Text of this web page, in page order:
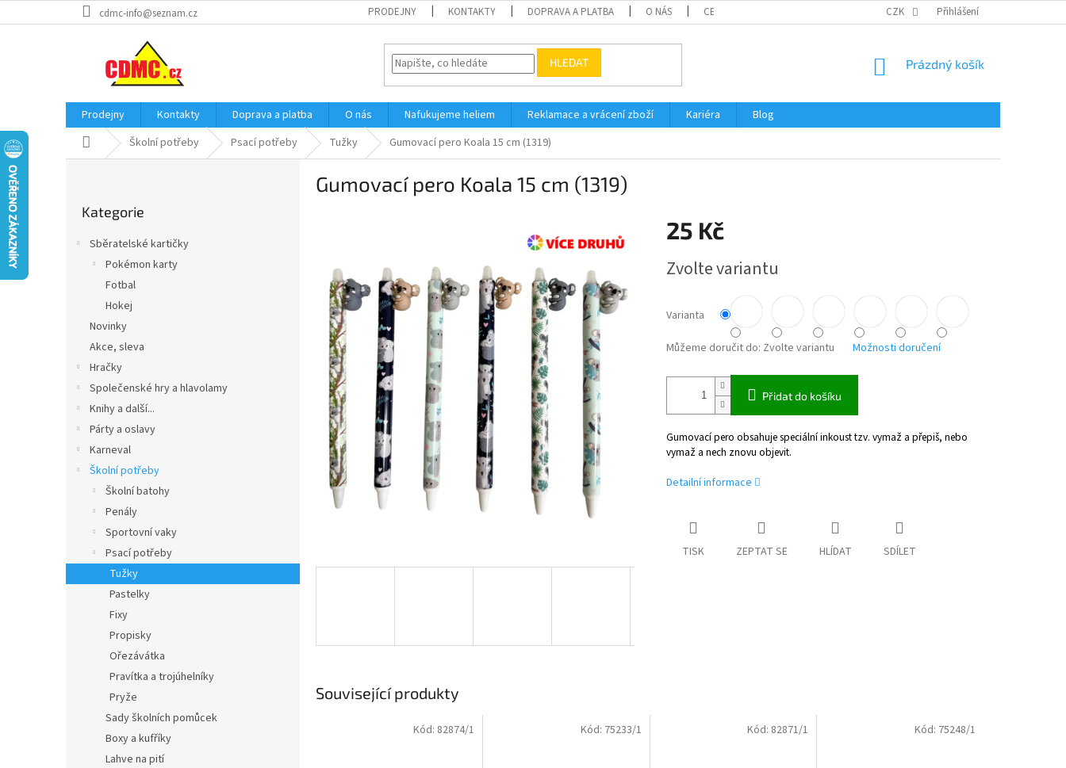
na
cdmc-info@seznam.cz PRODEJNY KONTAKTY DOPRAVA A PLATBA O NÁS CERTIFIKÁTY A NÁVODY OBCHODNÍ PODMÍNKY OCHRANA OSOBNÍCH
CZK Přihlášení
HLEDAT
NÁKUPNÍ
Prázdný košík
Prodejny Kontakty Doprava a platba O nás Nafukujeme heliem Reklamace a vrácení zboží Kariéra
Blog
Domů Školní potřeby Psací potřeby Tužky Gumovací pero Koala 15 cm (1319)
kategorie
Kategorie
Sběratelské kartičky
Pokémon karty
Fotbal
Hokej
Novinky
Akce, sleva
Hračky
Společenské hry a hlavolamy
Knihy a další...
Párty a oslavy
Karneval
Školní potřeby
Školní batohy
Penály
Sportovní vaky
Psací potřeby
Tužky
Pastelky
Fixy
Propisky
Ořezávátka
Pravítka a trojúhelníky
Pryže
Sady školních pomůcek
Boxy a kufříky
Lahve na pití
Gumovací pero Koala 15 cm (1319)
25 Kč
cena:
Zvolte variantu
Varianta
Můžeme doručit do: Zvolte variantu Možnosti doručení
Přidat do košíku
Gumovací pero obsahuje speciální inkoust tzv. vymaž a přepiš, nebo
vymaž a nech znovu objevit.
Detailní informace
TISK ZEPTAT SE HLÍDAT SDÍLET
Související produkty
Kód: 82874/1 Kód: 75233/1 Kód: 82871/1 Kód: 75248/1